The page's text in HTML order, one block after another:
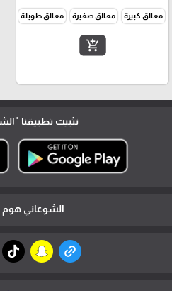
معالق كبيرة معالق صغيرة معالق طويلة
add_shopping_cart
تثبيت تطبيقنا
الشوعاني